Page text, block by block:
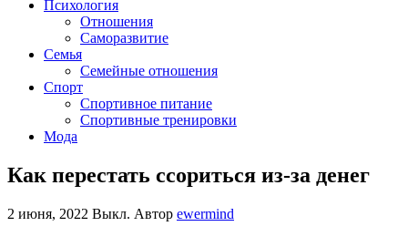
Психология
Отношения
Саморазвитие
Семья
Семейные отношения
Спорт
Спортивное питание
Спортивные тренировки
Мода
Как перестать ссориться из-за денег
2 июня, 2022 Выкл. Автор ewermind